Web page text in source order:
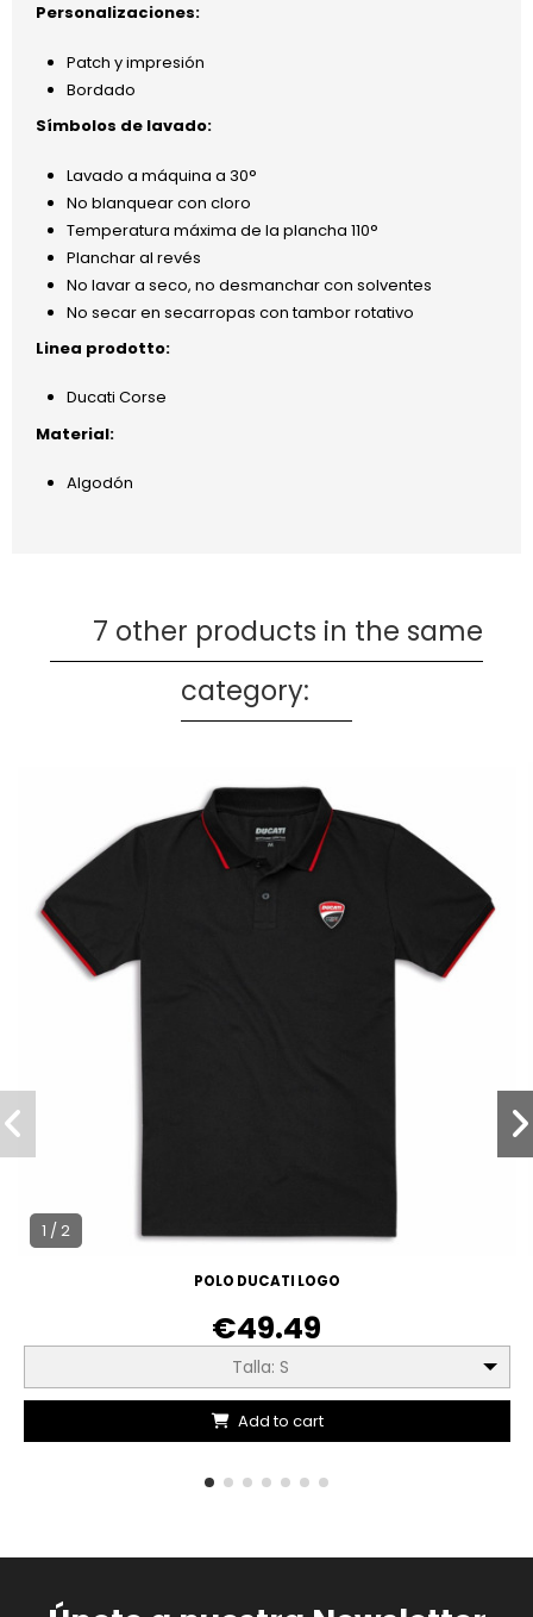
Personalizaciones:
Patch y impresión
Bordado
Símbolos de lavado:
Lavado a máquina a 30°
No blanquear con cloro
Temperatura máxima de la plancha 110°
Planchar al revés
No lavar a seco, no desmanchar con solventes
No secar en secarropas con tambor rotativo
Linea prodotto:
Ducati Corse
Material:
Algodón
7 other products in the same
category:
1 / 2
POLO DUCATI LOGO
€49.49
Talla: S
Add to cart